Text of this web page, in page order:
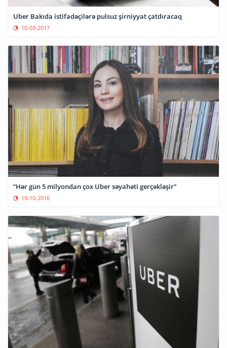
Uber Bakıda istifadəçilərə pulsuz şirniyyat çatdıracaq
10-03-2017
“Hər gün 5 milyondan çox Uber səyahəti gerçəkləşir”
19-10-2016